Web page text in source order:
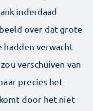
inderdaad
over dat grote
hadden verwacht
verschuiven van
precies het
door het niet